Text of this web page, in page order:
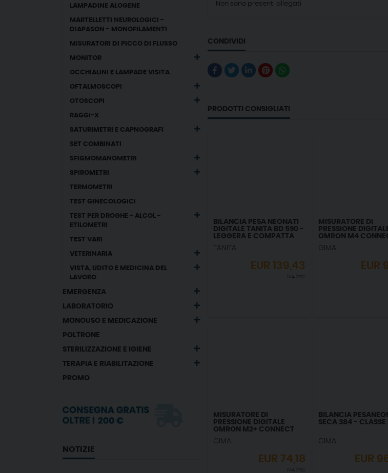
LAMPADINE ALOGENE
MARTELLETTI NEUROLOGICI -
DIAPASON - MONOFILAMENTI
MISURATORI DI PICCO DI FLUSSO
MONITOR
OCCHIALINI E LAMPADE VISITA
OFTALMOSCOPI
OTOSCOPI
RAGGI-X
SATURIMETRI E CAPNOGRAFI
SET COMBINATI
SFIGMOMANOMETRI
SPIROMETRI
TERMOMETRI
TEST GINECOLOGICI
TEST PER DROGHE - ALCOL -
ETILOMETRI
TEST VARI
VETERINARIA
VISTA, UDITO E MEDICINA DEL
LAVORO
EMERGENZA
LABORATORIO
MONOUSO E MEDICAZIONE
POLTRONE
STERILIZZAZIONE E IGIENE
TERAPIA E RIABILITAZIONE
PROMO
NOTIZIE
Non sono presenti allegati
CONDIVIDI
PRODOTTI CONSIGLIATI
BILANCIA PESA NEONATI
DIGITALE TANITA BD 590 -
LEGGERA E COMPATTA
TANITA
EUR139,43
IVA incl.
MISURATORE DI
PRESSIONE
OMRON M4
AFIB HEM-7196T1-
PZ.
GIMA
EUR
MISURATORE DI
PRESSIONE DIGITALE
OMRON M2+ CONNECT
HEM-7188T1-LE - 1 PZ.
GIMA
EUR74,18
IVA incl.
BILANCIA
SECA 384 - CLASSE
GIMA
EUR